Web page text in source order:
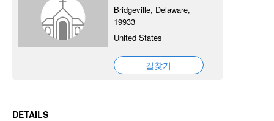
Bridgeville, Delaware,
19933
United States
길찾기
DETAILS